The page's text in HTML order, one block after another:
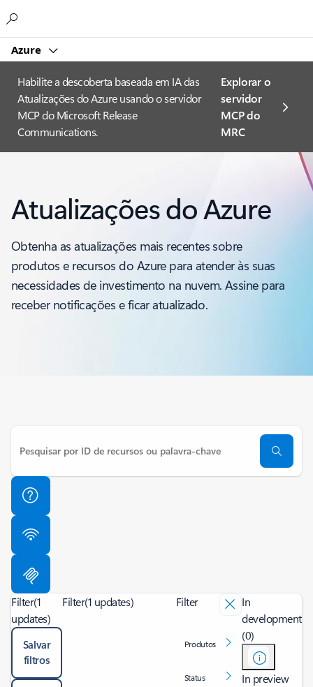
Azure
Habilite a descoberta baseada em IA das
Atualizações do Azure usando o servidor
MCP do Microsoft Release
Communications.
Explorar o
servidor
MCP do
MRC
Atualizações do Azure
Obtenha as atualizações mais recentes sobre
produtos e recursos do Azure para atender às suas
necessidades de investimento na nuvem. Assine para
receber notificações e ficar atualizado.
Filter(1
updates)
Salvar
filtros
Filter(1 updates) Filter
Produtos
Status
In
development
(0)
In preview